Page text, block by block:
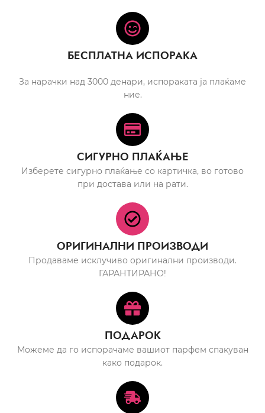
БЕСПЛАТНА ИСПОРАКА
За нарачки над 3000 денари, испораката ја плаќаме
ние.
СИГУРНО ПЛАЌАЊЕ
Изберете сигурно плаќање со картичка, во готово
при достава или на рати.
ОРИГИНАЛНИ ПРОИЗВОДИ
Продаваме исклучиво оригинални производи.
ГАРАНТИРАНО!
ПОДАРОК
Можеме да го испорачаме вашиот парфем спакуван
како подарок.